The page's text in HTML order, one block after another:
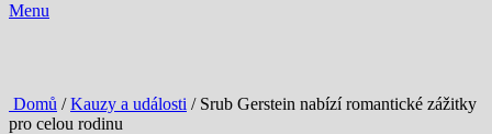
Menu
Domů /Kauzy a události / Srub Gerstein nabízí romantické zážitky
pro celou rodinu